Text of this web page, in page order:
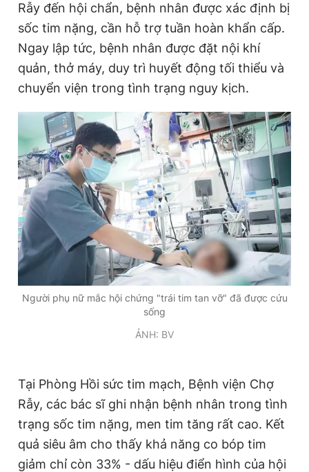
Đặt báo Quảng cáo RSS Tòa soạn Chính sách bảo
Tổng biên tập: Nguyễn Ngọc Toàn
Phó tổng biên tập thường trực: Hải Thành
Phó tổng biên tập: Lâm Hiếu Dũng
Phó tổng biên tập: Trần Việt Hưng
Tổng thư ký tòa soạn: Đức Trung
Giấy phép xuất bản số 110/GP - BTTTT cấp ngày 24.3.2020
© 2003-2026 Bản quyền thuộc về Báo Thanh Niên. Cấm sao
chép dưới mọi hình thức nếu không có sự chấp thuận bằng văn
bản. Phát triển bởi ePi Technologies, JSC.
Rẫy đến hội chẩn, bệnh nhân được xác định bị
sốc tim nặng, cần hỗ trợ tuần hoàn khẩn cấp.
Ngay lập tức, bệnh nhân được đặt nội khí
quản, thở máy, duy trì huyết động tối thiểu và
chuyển viện trong tình trạng nguy kịch.
Người phụ nữ mắc hội chứng "trái tim tan vỡ" đã được cứu
sống
ẢNH: BV
Tại Phòng Hồi sức tim mạch, Bệnh viện Chợ
Rẫy, các bác sĩ ghi nhận bệnh nhân trong tình
trạng sốc tim nặng, men tim tăng rất cao. Kết
quả siêu âm cho thấy khả năng co bóp tim
giảm chỉ còn 33% - dấu hiệu điển hình của hội